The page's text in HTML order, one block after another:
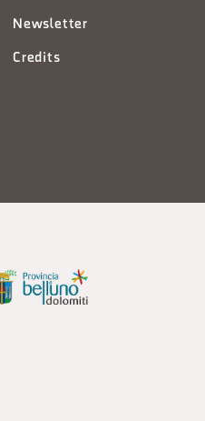
Newsletter
Credits